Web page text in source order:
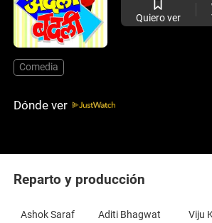
Quiero ver
Comedia
Dónde ver
Reparto y producción
Ashok Saraf
Aditi Bhagwat
Viju